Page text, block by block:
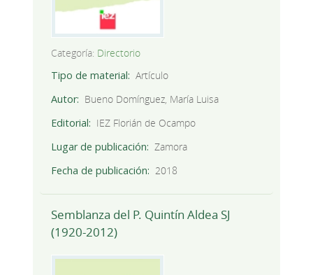
Categoría: Directorio
Tipo de material
Artículo
Autor
Bueno Domínguez, María Luisa
Editorial
IEZ Florián de Ocampo
Lugar de publicación
Zamora
Fecha de publicación
2018
Semblanza del P. Quintín Aldea SJ
(1920-2012)